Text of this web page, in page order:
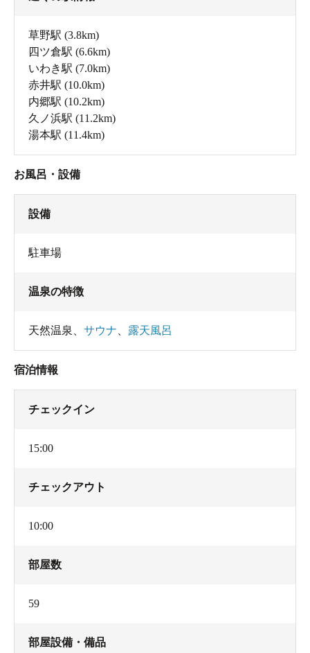
草野駅 (3.8km)
四ツ倉駅 (6.6km)
いわき駅 (7.0km)
赤井駅 (10.0km)
内郷駅 (10.2km)
久ノ浜駅 (11.2km)
湯本駅 (11.4km)
お風呂・設備
設備
駐車場
温泉の特徴
天然温泉 サウナ 露天風呂
宿泊情報
チェックイン
15:00
チェックアウト
10:00
部屋数
59
部屋設備・備品